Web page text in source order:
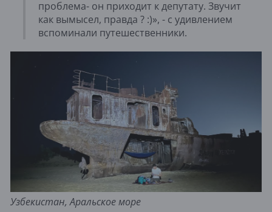
проблема- он приходит к депутату. Звучит
как вымысел, правда ? :)», - с удивлением
вспоминали путешественники.
Узбекистан, Аральское море